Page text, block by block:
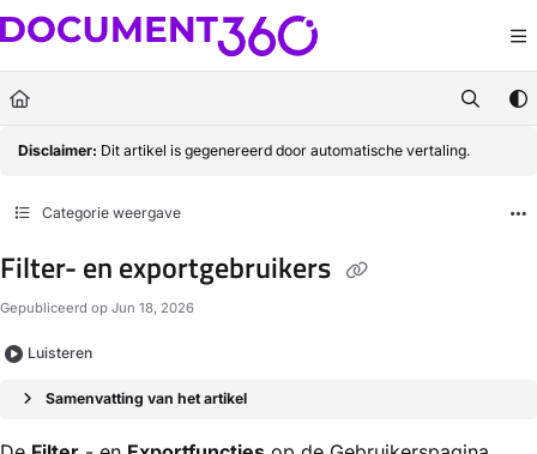
Documentation Index
Fetch the complete documentation index at:https://docs.document360.com/
Use this file to discover all available pages before exploring further.
Disclaimer: Dit artikel is gegenereerd door automatische vertaling.
Categorie weergave
Filter- en exportgebruikers
Gepubliceerd op Jun 18, 2026
Luisteren
Samenvatting van het artikel